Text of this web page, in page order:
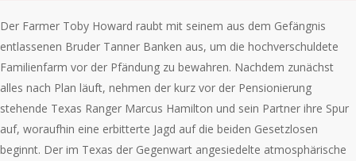
Der Farmer Toby Howard raubt mit seinem aus dem Gefängnis
entlassenen Bruder Tanner Banken aus, um die hochverschuldete
Familienfarm vor der Pfändung zu bewahren. Nachdem zunächst
alles nach Plan läuft, nehmen der kurz vor der Pensionierung
stehende Texas Ranger Marcus Hamilton und sein Partner ihre Spur
auf, woraufhin eine erbitterte Jagd auf die beiden Gesetzlosen
beginnt. Der im Texas der Gegenwart angesiedelte atmosphärische